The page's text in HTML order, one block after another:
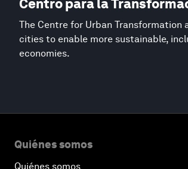
Centro para la
The Centre for Urban
cities to enable more sustainable,
economies.
Quiénes somos
Quiénes somos